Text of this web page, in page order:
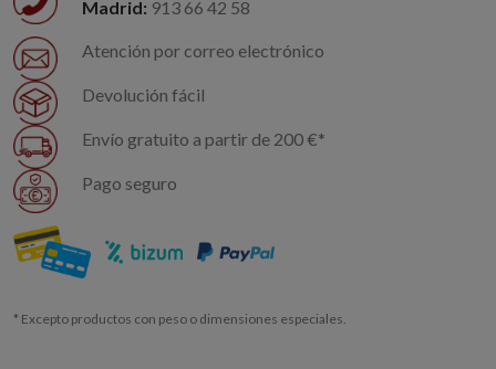
Madrid: 913 66 42 58
Atención por correo electrónico
Devolución fácil
Envío gratuito a partir de 200 €*
Pago seguro
* Excepto productos con peso o dimensiones especiales.